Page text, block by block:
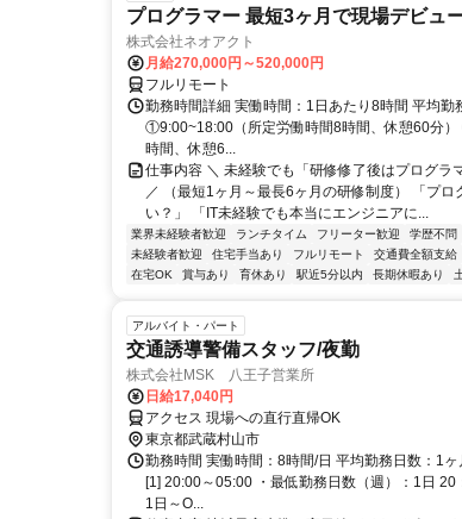
プログラマー 最短3ヶ月で現場デビュ
株式会社ネオアクト
月給270,000円～520,000円
フルリモート
勤務時間詳細 実働時間：1日あたり8時間 平均勤
①9:00~18:00（所定労働時間8時間、休憩60分
時間、休憩6...
仕事内容 ＼ 未経験でも「研修修了後はプログラ
／ （最短1ヶ月～最長6ヶ月の研修制度） 「プ
い？」 「IT未経験でも本当にエンジニアに...
業界未経験者歓迎 ランチタイム フリーター歓迎 学歴不問
未経験者歓迎
住宅手当あり フルリモート 交通費全額支給
在宅OK
賞与あり 育休あり 駅近5分以内 長期休暇あり
アルバイト・パート
交通誘導警備スタッフ/夜勤
株式会社MSK 八王子営業所
日給17,040円
アクセス 現場への直行直帰OK
東京都武蔵村山市
勤務時間 実働時間：8時間/日 平均勤務日数：1
[1] 20:00～05:00 ・最低勤務日数（週）：1日
1日～O...